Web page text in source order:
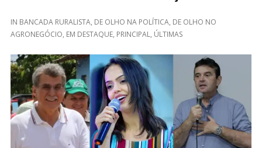
IN BANCADA RURALISTA, DE OLHO NA POLÍTICA, DE OLHO NO
AGRONEGÓCIO, EM DESTAQUE, PRINCIPAL, ÚLTIMAS